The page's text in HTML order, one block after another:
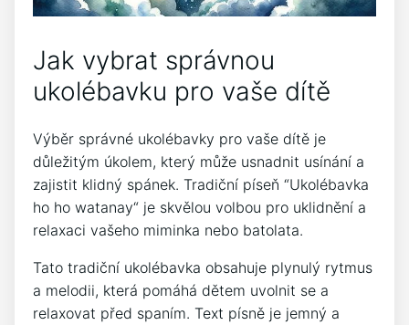
Jak vybrat správnou
ukolébavku pro vaše ⁢dítě
Výběr správné⁢ ukolébavky pro‍ vaše ​dítě je
důležitým úkolem, který‍ může usnadnit⁢ usínání a
zajistit‍ klidný spánek. Tradiční píseň ⁢“Ukolébavka‍
ho ho watanay“ je skvělou volbou pro uklidnění a
relaxaci⁢ vašeho miminka nebo batolata.
Tato tradiční ukolébavka ⁢obsahuje plynulý‍ rytmus
a melodii,‍ která ⁣pomáhá⁣ dětem uvolnit⁣ se a
relaxovat⁣ před spaním. Text ⁤písně je jemný a